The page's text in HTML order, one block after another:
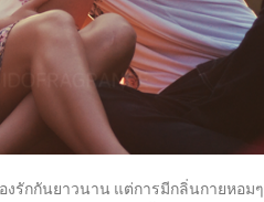
กกันยาวนาน แต่การมีกลิ่นกายหอมๆ